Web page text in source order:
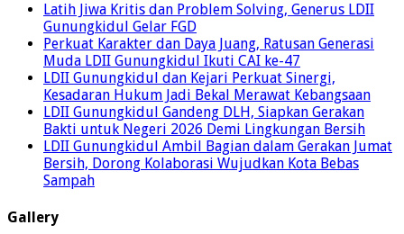
Latih Jiwa Kritis dan Problem Solving, Generus LDII
Gunungkidul Gelar FGD
Perkuat Karakter dan Daya Juang, Ratusan Generasi
Muda LDII Gunungkidul Ikuti CAI ke-47
LDII Gunungkidul dan Kejari Perkuat Sinergi,
Kesadaran Hukum Jadi Bekal Merawat Kebangsaan
LDII Gunungkidul Gandeng DLH, Siapkan Gerakan
Bakti untuk Negeri 2026 Demi Lingkungan Bersih
LDII Gunungkidul Ambil Bagian dalam Gerakan Jumat
Bersih, Dorong Kolaborasi Wujudkan Kota Bebas
Sampah
Gallery